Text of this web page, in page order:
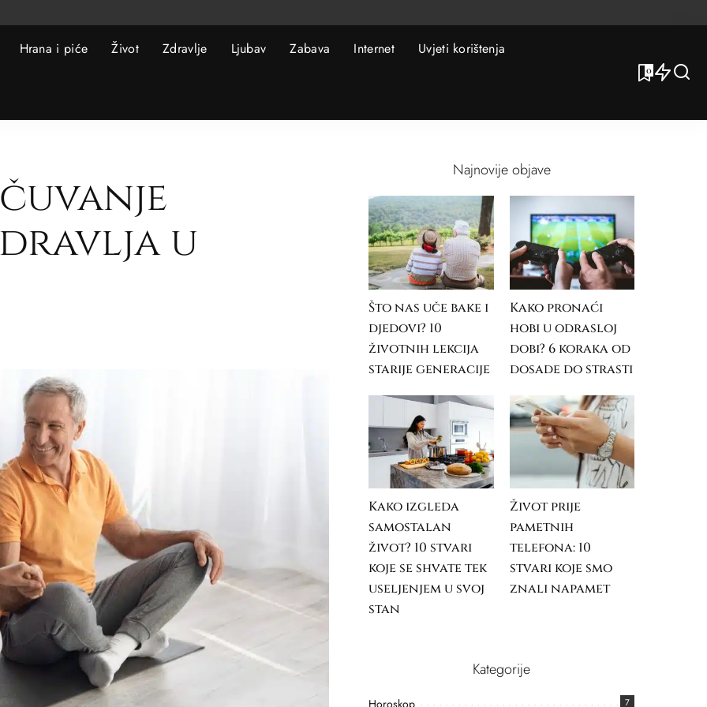
Hrana i piće Život Zdravlje Ljubav Zabava Internet Uvjeti korištenja
0
u
Najnovije objave
Što nas uče bake i
djedovi? 10
životnih lekcija
starije generacije
Kako pronaći
hobi u odrasloj
dobi? 6 koraka od
dosade do strasti
Kako izgleda
samostalan
život? 10 stvari
koje se shvate tek
useljenjem u svoj
stan
Život prije
pametnih
telefona: 10
stvari koje smo
znali napamet
Kategorije
7